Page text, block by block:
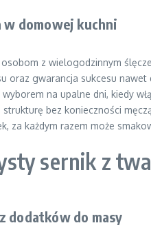
domowej kuchni
z wielogodzinnym
oraz gwarancja sukcesu
na upalne dni, kiedy
strukturę bez konieczności
za każdym razem może
sernik z
dodatków do masy